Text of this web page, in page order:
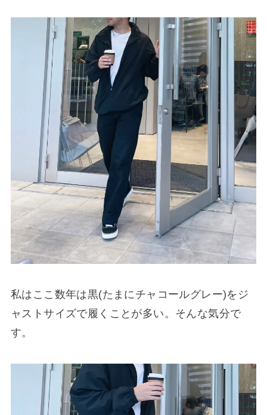
私はここ数年は黒(たまにチャコールグレー)をジ
ャストサイズで履くことが多い。そんな気分で
す。